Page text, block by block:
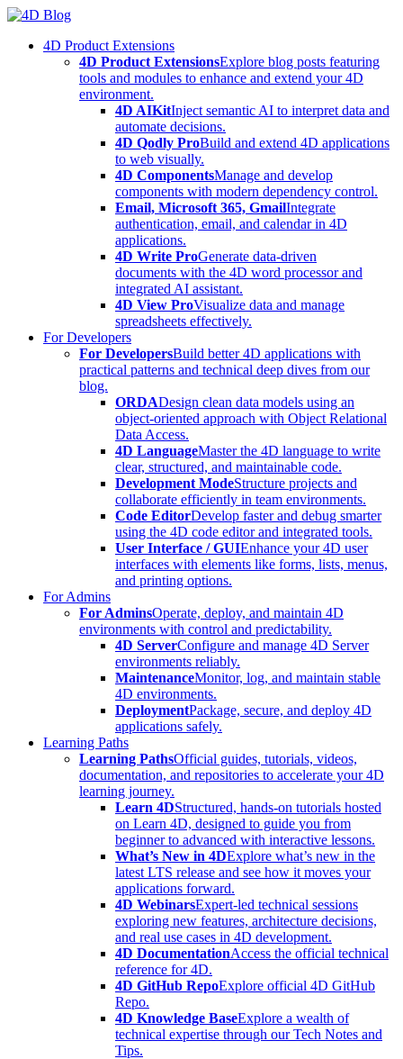
Skip
content4D Product Extensions
4D Product ExtensionsExplore blog posts featuring
tools and modules to enhance and extend your 4D
environment.
4D AIKitInject semantic AI to interpret data and
automate decisions.
4D Qodly ProBuild and extend 4D applications
to web visually.
4D ComponentsManage and develop
components with modern dependency control.
Email, Microsoft 365, GmailIntegrate
authentication, email, and calendar in 4D
applications.
4D Write ProGenerate data-driven
documents with the 4D word processor and
integrated AI assistant.
4D View ProVisualize data and manage
spreadsheets effectively.
For Developers
For DevelopersBuild better 4D applications with
practical patterns and technical deep dives from our
blog.
ORDADesign clean data models using an
object-oriented approach with Object Relational
Data Access.
4D LanguageMaster the 4D language to write
clear, structured, and maintainable code.
Development ModeStructure projects and
collaborate efficiently in team environments.
Code EditorDevelop faster and debug smarter
using the 4D code editor and integrated tools.
User Interface / GUIEnhance your 4D user
interfaces with elements like forms, lists, menus,
and printing options.
For Admins
For AdminsOperate, deploy, and maintain 4D
environments with control and predictability.
4D ServerConfigure and manage 4D Server
environments reliably.
MaintenanceMonitor, log, and maintain stable
4D environments.
DeploymentPackage, secure, and deploy 4D
applications safely.
Learning Paths
Learning PathsOfficial guides, tutorials, videos,
documentation, and repositories to accelerate your 4D
learning journey.
Learn 4DStructured, hands-on tutorials hosted
on Learn 4D, designed to guide you from
beginner to advanced with interactive lessons.
What’s New in 4DExplore what’s new in the
latest LTS release and see how it moves your
applications forward.
4D WebinarsExpert-led technical sessions
exploring new features, architecture decisions,
and real use cases in 4D development.
4D DocumentationAccess the official technical
reference for 4D.
4D GitHub RepoExplore official 4D GitHub
Repo.
4D Knowledge BaseExplore a wealth of
technical expertise through our Tech Notes and
Tips.